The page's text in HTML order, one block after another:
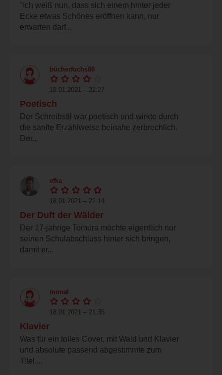
"Ich weiß nun, dass sich einem hinter jeder
Ecke etwas Schönes eröffnen kann, nur
erwarten darf...
bücherfuchs88
18.01.2021 – 22:27
Poetisch
Der Schreibstil war poetisch und wirkte durch
die sanfte Erzählweise beinahe zerbrechlich.
Der...
efka
18.01.2021 – 22:14
Der Duft der Wälder
Der 17-jährige Tomura möchte eigentlich nur
seinen Schulabschluss hinter sich bringen,
damit er...
monal
18.01.2021 – 21:35
Klavier
Was für ein tolles Cover, mit Wald und Klavier
und absolute passend abgestimmte zum
Titel....